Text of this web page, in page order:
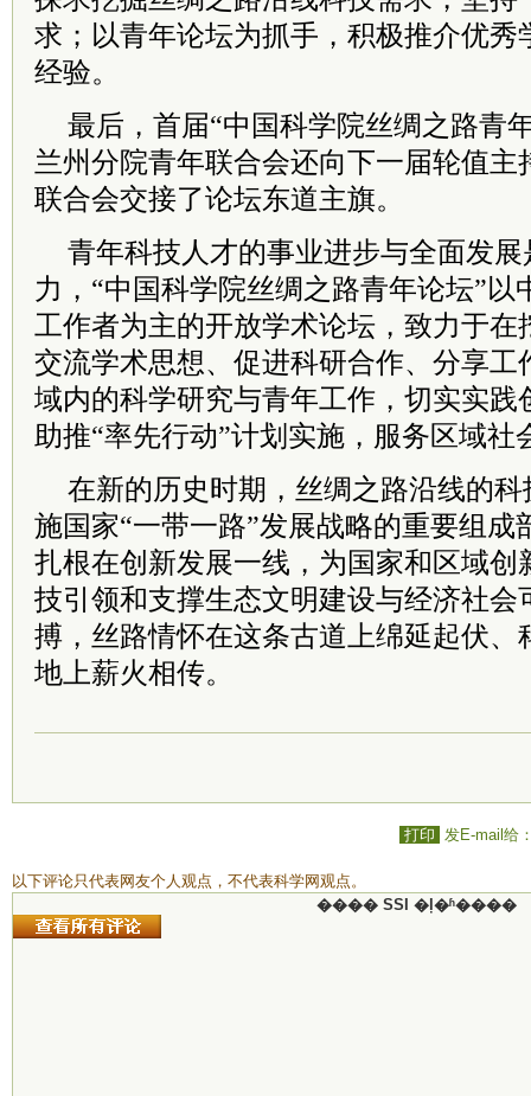
求；以青年论坛为抓手，积极推介优秀
经验。
最后，首届“中国科学院丝绸之路青
兰州分院青年联合会还向下一届轮值主
联合会交接了论坛东道主旗。
青年科技人才的事业进步与全面发
力，“中国科学院丝绸之路青年论坛”以
工作者为主的开放学术论坛，致力于在
交流学术思想、促进科研合作、分享工
域内的科学研究与青年工作，切实实践
助推“率先行动”计划实施，服务区域社
在新的历史时期，丝绸之路沿线的
施国家“一带一路”发展战略的重要组成
扎根在创新发展一线，为国家和区域创
技引领和支撑生态文明建设与经济社会
搏，丝路情怀在这条古道上绵延起伏、
地上薪火相传。
打印 发E-mail给
以下评论只代表网友个人观点，不代表科学网观点。
���� SSI �ļ�ʱ����